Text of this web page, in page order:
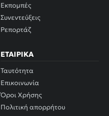
Εκπομπές
Συνεντεύξεις
Ρεπορτάζ
ΕΤΑΙΡΙΚΆ
Ταυτότητα
Επικοινωνία
Όροι Χρήσης
Πολιτική απορρήτου